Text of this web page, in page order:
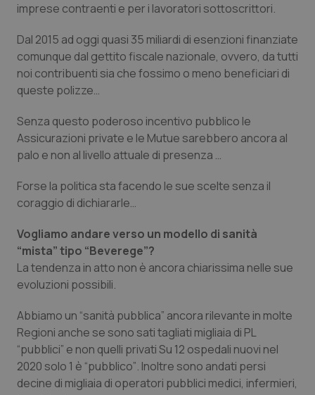
imprese contraenti e per i lavoratori sottoscrittori.
Dal 2015 ad oggi quasi 35 miliardi di esenzioni finanziate
comunque dal gettito fiscale nazionale, ovvero, da tutti
noi contribuenti sia che fossimo o meno beneficiari di
queste polizze…
Senza questo poderoso incentivo pubblico le
Assicurazioni private e le Mutue sarebbero ancora al
palo e non al livello attuale di presenza …
Forse la politica sta facendo le sue scelte senza il
coraggio di dichiararle…
Vogliamo andare verso un modello di sanità
“mista” tipo “Beverege”?
La tendenza in atto non è ancora chiarissima nelle sue
evoluzioni possibili.
Abbiamo un “sanità pubblica” ancora rilevante in molte
Regioni anche se sono sati tagliati migliaia di PL
“pubblici” e non quelli privati Su 12 ospedali nuovi nel
2020 solo 1 è “pubblico”. Inoltre sono andati persi
decine di migliaia di operatori pubblici medici, infermieri,